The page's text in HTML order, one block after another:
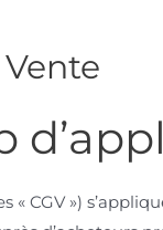
CGV »)